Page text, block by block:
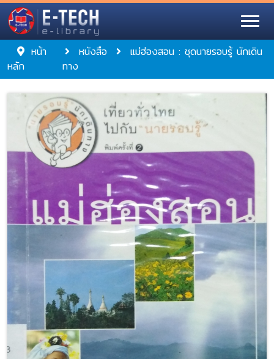
หน้า
หลัก
หนังสือ
แม่ฮ่องสอน : ชุดนายรอบรู้ นักเดิน
ทาง